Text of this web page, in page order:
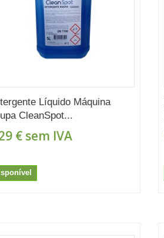
Líquido Máquina
CleanSpot...
€sem IVA